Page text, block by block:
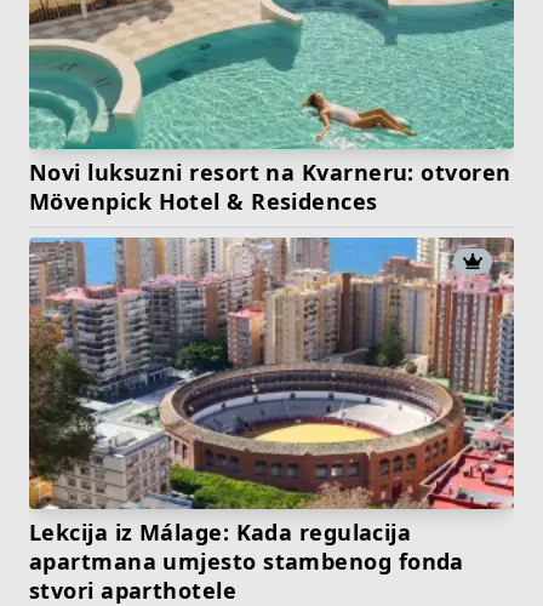
Novi luksuzni resort na Kvarneru: otvoren
Mövenpick Hotel & Residences
Lekcija iz Málage: Kada regulacija
apartmana umjesto stambenog fonda
stvori aparthotele